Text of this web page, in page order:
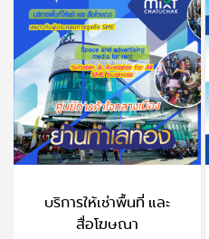
บริการให้เช่าพื้นที่ และ
สื่อโฆษณา